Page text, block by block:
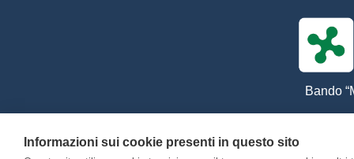
Bando
Informazioni sui cookie presenti in questo sito